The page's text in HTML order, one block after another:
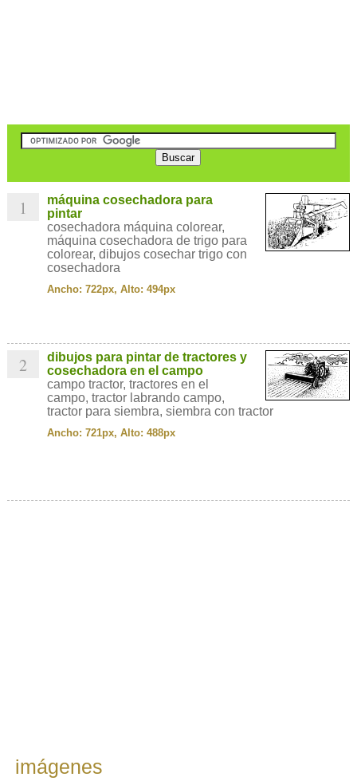
1
máquina cosechadora para
pintar
cosechadora máquina colorear,
máquina cosechadora de trigo para
colorear, dibujos cosechar trigo con
cosechadora
Ancho: 722px, Alto: 494px
2
dibujos para pintar de tractores y
cosechadora en el campo
campo tractor, tractores en el
campo, tractor labrando campo,
tractor para siembra, siembra con tractor
Ancho: 721px, Alto: 488px
imágenes